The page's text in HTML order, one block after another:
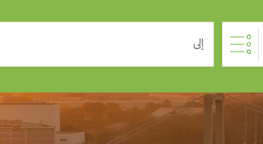
إلى